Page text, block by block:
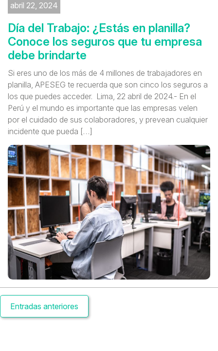
abril 22, 2024
Día del Trabajo: ¿Estás en planilla?
Conoce los seguros que tu empresa
debe brindarte
Si eres uno de los más de 4 millones de trabajadores en
planilla, APESEG te recuerda que son cinco los seguros a
los que puedes acceder. Lima, 22 abril de 2024.- En el
Perú y el mundo es importante que las empresas velen
por el cuidado de sus colaboradores, y prevean cualquier
incidente que pueda […]
Navegación
deEntradas anteriores